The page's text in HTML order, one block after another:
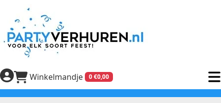
Winkelmandje 0 €0,00